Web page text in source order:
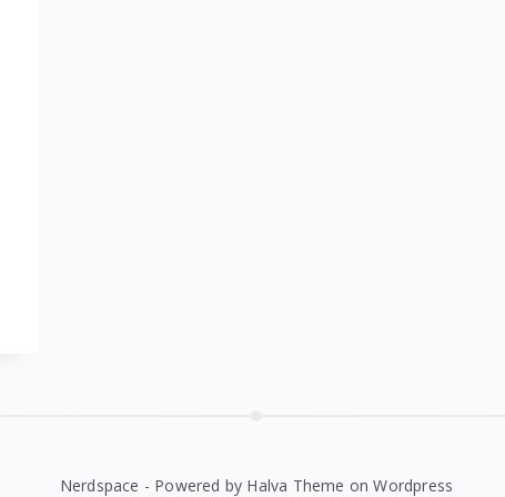
Nerdspace - Powered by Halva Theme on Wordpress